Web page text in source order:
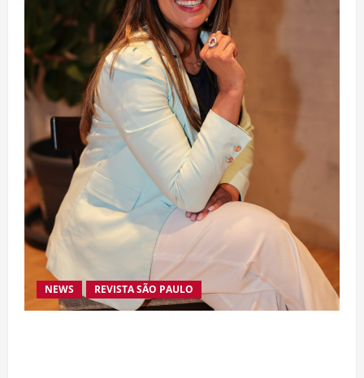
NEWS REVISTA SÃO PAULO